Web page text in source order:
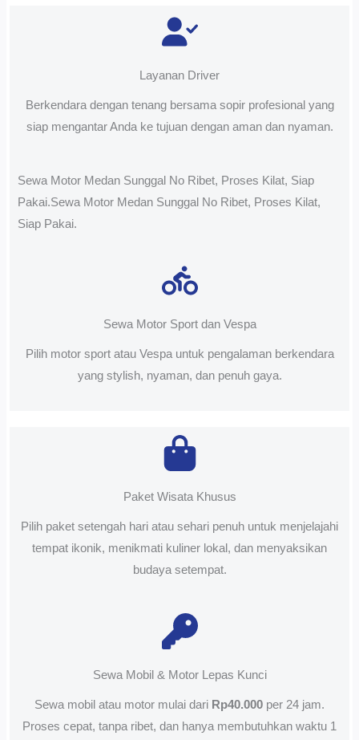
Layanan Driver
Berkendara dengan tenang bersama sopir profesional yang
siap mengantar Anda ke tujuan dengan aman dan nyaman.
Sewa Motor Medan Sunggal No Ribet, Proses Kilat, Siap
Pakai.Sewa Motor Medan Sunggal No Ribet, Proses Kilat,
Siap Pakai.
Sewa Motor Sport dan Vespa
Pilih motor sport atau Vespa untuk pengalaman berkendara
yang stylish, nyaman, dan penuh gaya.
Paket Wisata Khusus
Pilih paket setengah hari atau sehari penuh untuk menjelajahi
tempat ikonik, menikmati kuliner lokal, dan menyaksikan
budaya setempat.
Sewa Mobil & Motor Lepas Kunci
Sewa mobil atau motor mulai dari Rp40.000 per 24 jam.
Proses cepat, tanpa ribet, dan hanya membutuhkan waktu 1